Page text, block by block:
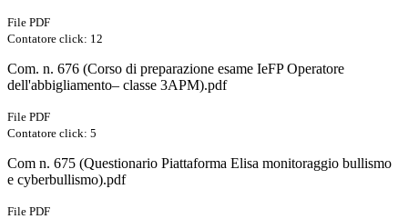
File PDF
Contatore click: 12
Com. n. 676 (Corso di preparazione esame IeFP Operatore
dell'abbigliamento– classe 3APM).pdf
File PDF
Contatore click: 5
Com n. 675 (Questionario Piattaforma Elisa monitoraggio bullismo
e cyberbullismo).pdf
File PDF